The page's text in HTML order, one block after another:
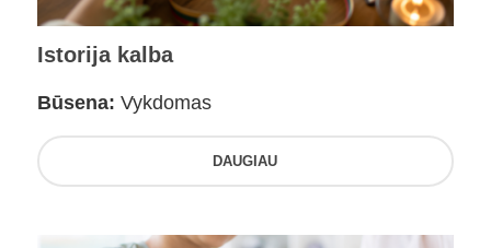
Istorija kalba
Būsena: Vykdomas
DAUGIAU